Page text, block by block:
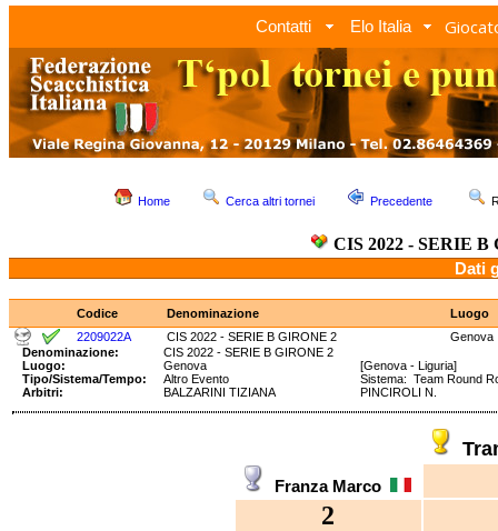
Contatti Elo Italia
Home Cerca altri tornei Precedente
CIS 2022 - SERIE B
Dati
Codice Denominazione
Luogo
2209022A
CIS 2022 - SERIE B GIRONE 2
Genova
Denominazione:
CIS 2022 - SERIE B GIRONE 2
Luogo:
Genova
[Genova - Liguria]
Tipo/Sistema/Tempo:
Altro Evento
Sistema: Team Round
Arbitri:
BALZARINI TIZIANA PINCIROLI N.
Franza Marco
2